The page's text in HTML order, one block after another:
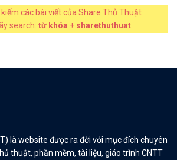
các bài viết của Share Thủ Thuật
search: từ khóa + sharethuthuat
là website được ra đời với mục đích chuyên
thuật, phần mềm, tài liệu, giáo trình CNTT